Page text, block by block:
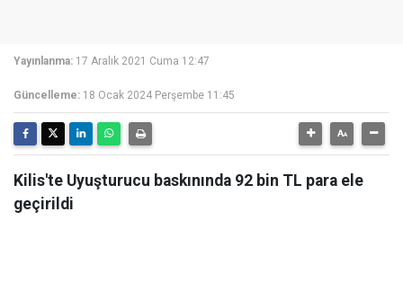
Yayınlanma: 17 Aralık 2021 Cuma 12:47
Güncelleme: 18 Ocak 2024 Perşembe 11:45
Kilis'te Uyuşturucu baskınında 92 bin TL para ele
geçirildi